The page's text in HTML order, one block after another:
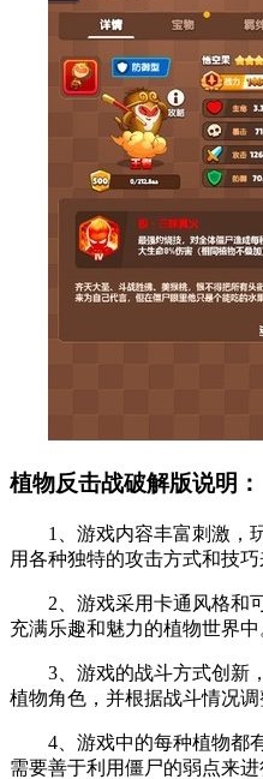
植物反击战破解版说明：
1、游戏内容丰富刺激，玩
用各种独特的攻击方式和技巧
2、游戏采用卡通风格和可
充满乐趣和魅力的植物世界中
3、游戏的战斗方式创新，
植物角色，并根据战斗情况调
4、游戏中的每种植物都有
需要善于利用僵尸的弱点来进